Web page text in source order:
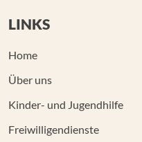
LINKS
Home
Über uns
Kinder- und Jugendhilfe
Freiwilligendienste